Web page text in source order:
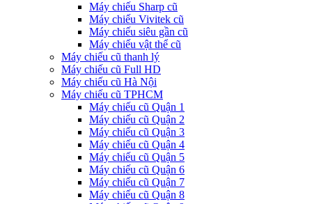
Máy chiếu Sharp cũ
Máy chiếu Vivitek cũ
Máy chiếu siêu gần cũ
Máy chiếu vật thể cũ
Máy chiếu cũ thanh lý
Máy chiếu cũ Full HD
Máy chiếu cũ Hà Nội
Máy chiếu cũ TPHCM
Máy chiếu cũ Quận 1
Máy chiếu cũ Quận 2
Máy chiếu cũ Quận 3
Máy chiếu cũ Quận 4
Máy chiếu cũ Quận 5
Máy chiếu cũ Quận 6
Máy chiếu cũ Quận 7
Máy chiếu cũ Quận 8